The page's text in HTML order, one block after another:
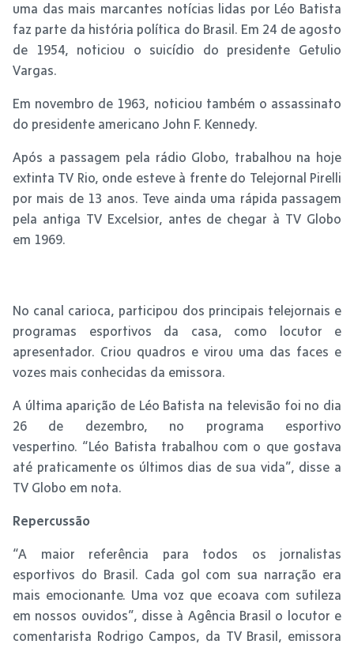
uma das mais marcantes notícias lidas por Léo Batista
faz parte da história política do Brasil. Em 24 de agosto
de 1954, noticiou o suicídio do presidente Getulio
Vargas.
Em novembro de 1963, noticiou também o assassinato
do presidente americano John F. Kennedy.
Após a passagem pela rádio Globo, trabalhou na hoje
extinta TV Rio, onde esteve à frente do Telejornal Pirelli
por mais de 13 anos. Teve ainda uma rápida passagem
pela antiga TV Excelsior, antes de chegar à TV Globo
em 1969.
No canal carioca, participou dos principais telejornais e
programas esportivos da casa, como locutor e
apresentador. Criou quadros e virou uma das faces e
vozes mais conhecidas da emissora.
A última aparição de Léo Batista na televisão foi no dia
26 de dezembro, no programa esportivo
vespertino. “Léo Batista trabalhou com o que gostava
até praticamente os últimos dias de sua vida”, disse a
TV Globo em nota.
Repercussão
“A maior referência para todos os jornalistas
esportivos do Brasil. Cada gol com sua narração era
mais emocionante. Uma voz que ecoava com sutileza
em nossos ouvidos”, disse à Agência Brasil o locutor e
comentarista Rodrigo Campos, da TV Brasil, emissora